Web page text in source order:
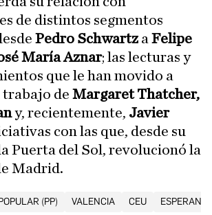
de distintos segmentos
Pedro Schwartza Felipe
María Aznar; las lecturas y
que le han movido a
de Margaret Thatcher,
y, recientemente, Javier
con las que, desde su
Puerta del Sol, revolucionó la
Madrid.
(PP) VALENCIA CEU